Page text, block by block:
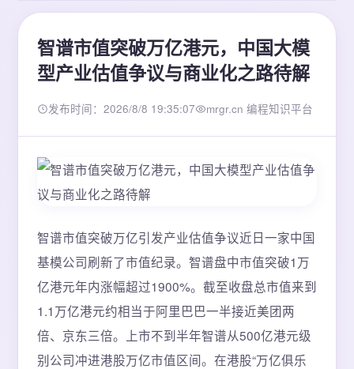
智谱市值突破万亿港元，中国大模
型产业估值争议与商业化之路待解
发布时间：2026/8/8 19:35:07 mrgr.cn 编程知识平台
智谱市值突破万亿引发产业估值争议近日一家中国
基模公司刷新了市值纪录。智谱盘中市值突破1万
亿港元年内涨幅超过1900%。截至收盘总市值来到
1.1万亿港元约相当于阿里巴巴一半接近美团两
倍、京东三倍。上市不到半年智谱从500亿港元级
别公司冲进港股万亿市值区间。在港股“万亿俱乐